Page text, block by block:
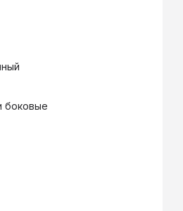
боковые